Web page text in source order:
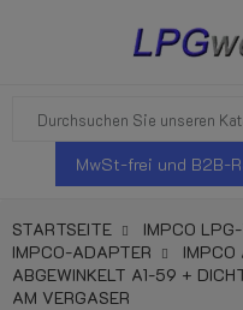
MwSt-frei und B2B-
STARTSEITE IMPCO
IMPCO-ADAPTER
IMPCO
ABGEWINKELT A1-59 +
AM VERGASER